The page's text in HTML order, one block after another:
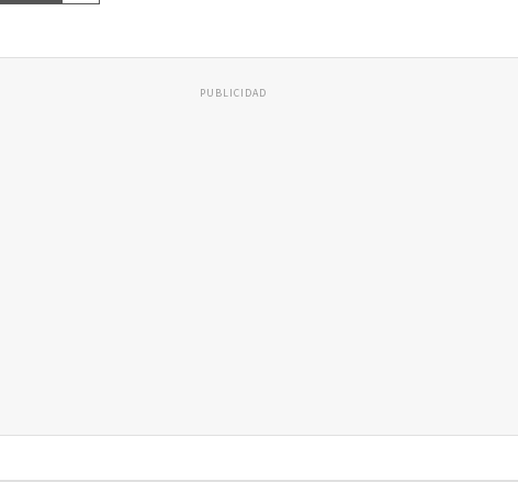
PUBLICIDAD